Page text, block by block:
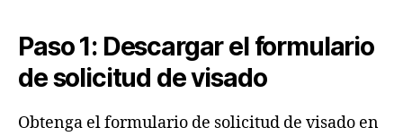
Paso 1: Descargar el formulario
de solicitud de visado
Obtenga el formulario de solicitud de visado en